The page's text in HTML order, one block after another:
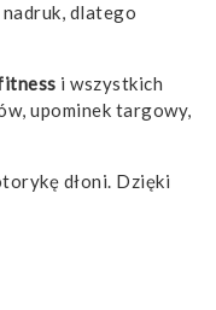
dlatego
i wszystkich
upominek targowy,
dłoni. Dzięki